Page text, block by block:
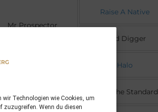
wir Technologien wie Cookies, um
zuzugreifen. Wenn du diesen
Mr Prospector
Raise A Native
Gold Digger
Halo
Raise The Standard